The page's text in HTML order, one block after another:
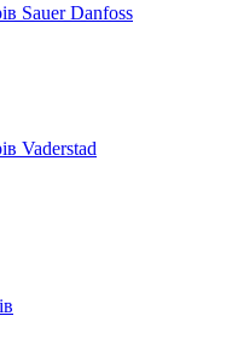
Sauer Danfoss
Vaderstad